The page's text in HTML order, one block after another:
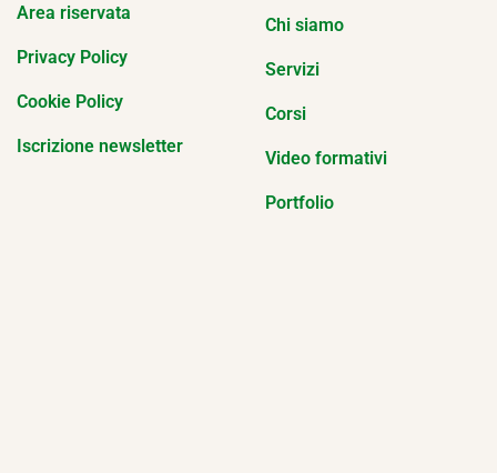
Area riservata
Privacy Policy
Cookie Policy
Iscrizione newsletter
Chi siamo
Servizi
Corsi
Video formativi
Portfolio